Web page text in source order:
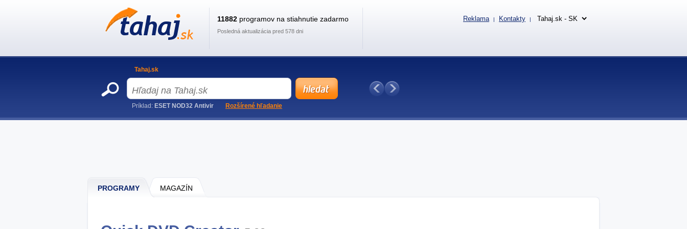
PROGRAMY MAGAZÍN
11882 programov na stiahnutie zadarmo
Posledná aktualizácia pred 578 dni
Reklama | Kontakty |
Tahaj.sk
Príklad: ESET NOD32 Antivir Rozšírené hľadanie